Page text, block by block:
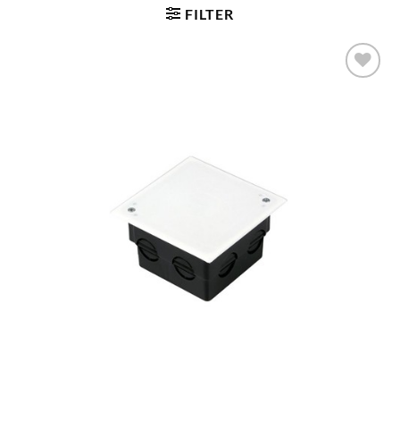
FILTER